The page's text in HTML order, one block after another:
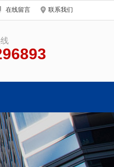
在线留言 联系我们